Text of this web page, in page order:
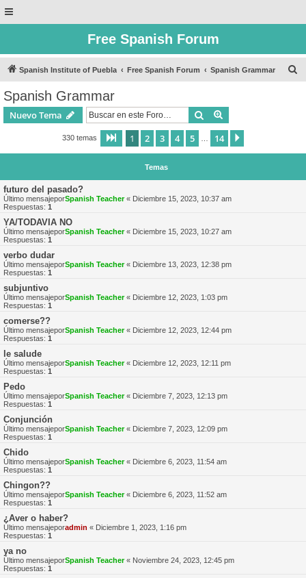
Free Spanish Forum
Spanish Institute of Puebla Free Spanish Forum Spanish Grammar
Spanish Grammar
Nuevo Tema Buscar
330 temas Página de 14
1 2 3 4 5 14
Temas
futuro del pasado?
Último mensajeporSpanish Teacher« Diciembre 15, 2023, 10:37 am
Respuestas: 1
YA/TODAVIA NO
Último mensajeporSpanish Teacher« Diciembre 15, 2023, 10:27 am
Respuestas: 1
verbo dudar
Último mensajeporSpanish Teacher« Diciembre 13, 2023, 12:38 pm
Respuestas: 1
subjuntivo
Último mensajeporSpanish Teacher« Diciembre 12, 2023, 1:03 pm
Respuestas: 1
comerse??
Último mensajeporSpanish Teacher« Diciembre 12, 2023, 12:44 pm
Respuestas: 1
le salude
Último mensajeporSpanish Teacher« Diciembre 12, 2023, 12:11 pm
Respuestas: 1
Pedo
Último mensajeporSpanish Teacher« Diciembre 7, 2023, 12:13 pm
Respuestas: 1
Conjunción
Último mensajeporSpanish Teacher« Diciembre 7, 2023, 12:09 pm
Respuestas: 1
Chido
Último mensajeporSpanish Teacher« Diciembre 6, 2023, 11:54 am
Respuestas: 1
Chingon??
Último mensajeporSpanish Teacher« Diciembre 6, 2023, 11:52 am
Respuestas: 1
¿Aver o haber?
Último mensajeporadmin « Diciembre 1, 2023, 1:16 pm
Respuestas: 1
ya no
Último mensajeporSpanish Teacher« Noviembre 24, 2023, 12:45 pm
Respuestas: 1